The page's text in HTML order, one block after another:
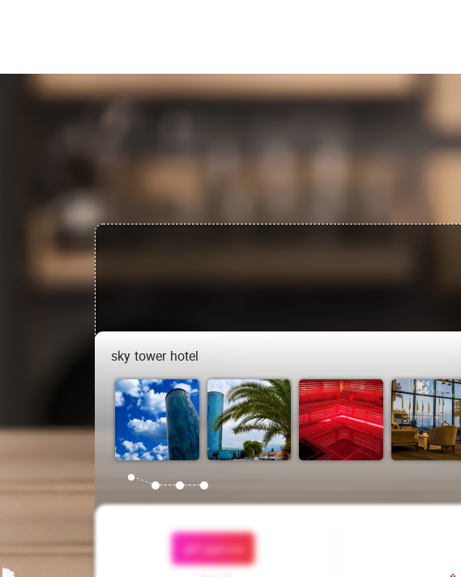
sky tower hotel
جستجوی اتاق